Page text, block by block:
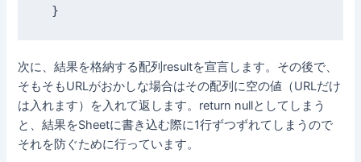
  }
次に、結果を格納する配列resultを宣言します。その後で、
そもそもURLがおかしな場合はその配列に空の値（URLだけ
は入れます）を入れて返します。return nullとしてしまう
と、結果をSheetに書き込む際に1行ずつずれてしまうので
それを防ぐために行っています。